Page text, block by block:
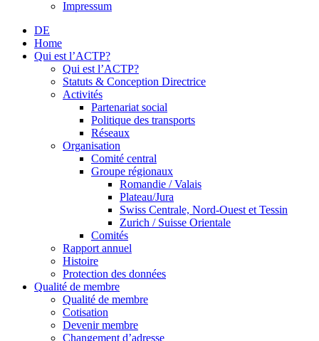
Impressum
DE
Home
Qui est l’ACTP?
Qui est l’ACTP?
Statuts & Conception Directrice
Activités
Partenariat social
Politique des transports
Réseaux
Organisation
Comité central
Groupe régionaux
Romandie / Valais
Plateau/Jura
Swiss Centrale, Nord-Ouest et Tessin
Zurich / Suisse Orientale
Comités
Rapport annuel
Histoire
Protection des données
Qualité de membre
Qualité de membre
Cotisation
Devenir membre
Changement d’adresse